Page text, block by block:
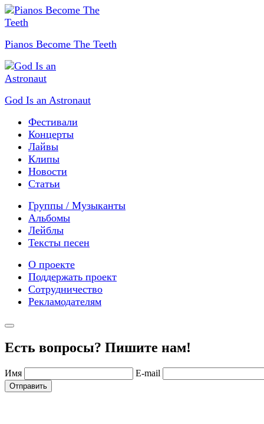
Pianos Become The Teeth
God Is an Astronaut
Фестивали
Концерты
Лайвы
Клипы
Новости
Статьи
Группы / Музыканты
Альбомы
Лейблы
Тексты песен
О проекте
Поддержать проект
Сотрудничество
Рекламодателям
Есть вопросы? Пишите нам!
Имя E-mail